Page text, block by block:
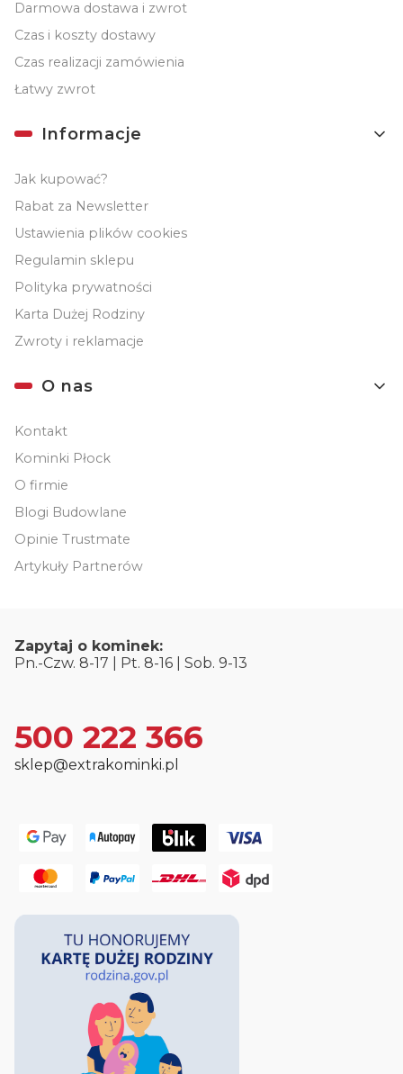
Darmowa dostawa i zwrot
Czas i koszty dostawy
Czas realizacji zamówienia
Łatwy zwrot
Informacje
Jak kupować?
Rabat za Newsletter
Ustawienia plików cookies
Regulamin sklepu
Polityka prywatności
Karta Dużej Rodziny
Zwroty i reklamacje
O nas
Kontakt
Kominki Płock
O firmie
Blogi Budowlane
Opinie Trustmate
Artykuły Partnerów
Zapytaj o kominek:
Pn.-Czw. 8-17 | Pt. 8-16 | Sob. 9-13
500 222 366
sklep@extrakominki.pl